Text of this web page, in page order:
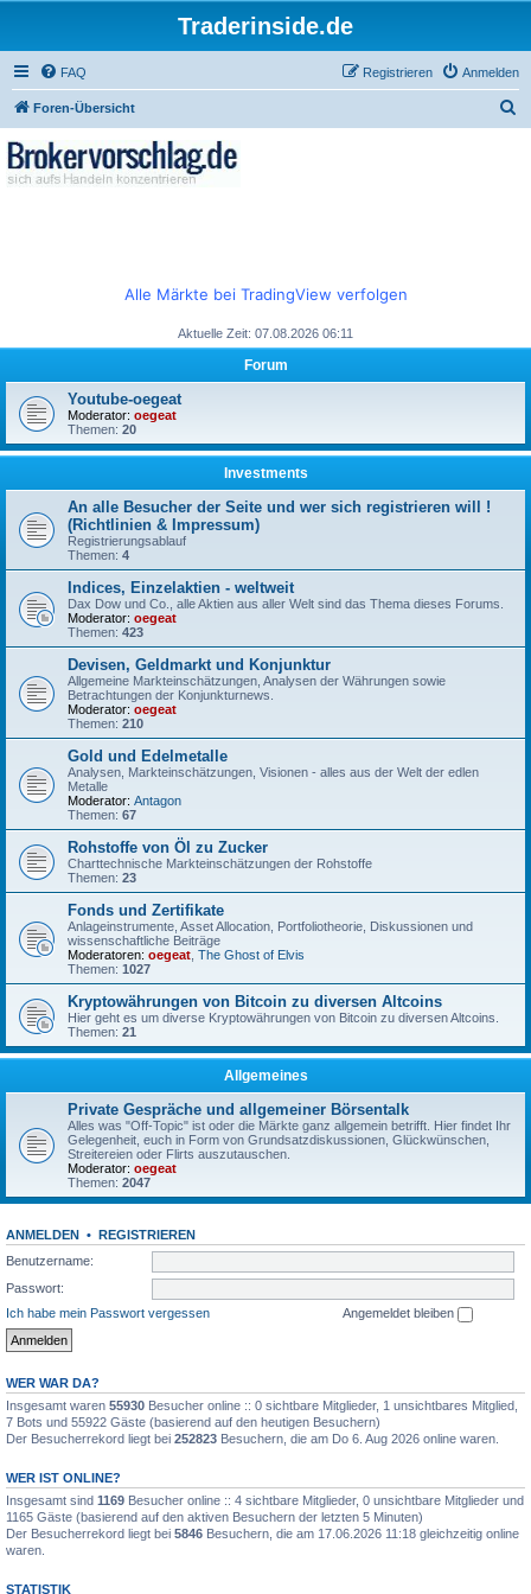
Traderinside.de
FAQ Anmelden
Registrieren
Foren-Übersicht
Alle Märkte bei TradingView verfolgen
Aktuelle Zeit: 07.08.2026 06:11
Forum
Youtube-oegeat
Moderator: oegeat
Themen: 20
Investments
An alle Besucher der Seite und wer sich registrieren will !
(Richtlinien & Impressum)
Registrierungsablauf
Themen: 4
Indices, Einzelaktien - weltweit
Dax Dow und Co., alle Aktien aus aller Welt sind das Thema dieses Forums.
Moderator: oegeat
Themen: 423
Devisen, Geldmarkt und Konjunktur
Allgemeine Markteinschätzungen, Analysen der Währungen sowie
Betrachtungen der Konjunkturnews.
Moderator: oegeat
Themen: 210
Gold und Edelmetalle
Analysen, Markteinschätzungen, Visionen - alles aus der Welt der edlen
Metalle
Moderator: Antagon
Themen: 67
Rohstoffe von Öl zu Zucker
Charttechnische Markteinschätzungen der Rohstoffe
Themen: 23
Fonds und Zertifikate
Anlageinstrumente, Asset Allocation, Portfoliotheorie, Diskussionen und
wissenschaftliche Beiträge
Moderatoren: oegeat The Ghost of Elvis
Themen: 1027
Kryptowährungen von Bitcoin zu diversen Altcoins
Hier geht es um diverse Kryptowährungen von Bitcoin zu diversen Altcoins.
Themen: 21
Allgemeines
Private Gespräche und allgemeiner Börsentalk
Alles was "Off-Topic" ist oder die Märkte ganz allgemein betrifft. Hier findet Ihr
Gelegenheit, euch in Form von Grundsatzdiskussionen, Glückwünschen,
Streitereien oder Flirts auszutauschen.
Moderator: oegeat
Themen: 2047
ANMELDEN • REGISTRIEREN
Benutzername:
Passwort:
Ich habe mein Passwort vergessen
Angemeldet bleiben
WER WAR DA?
Insgesamt waren 55930 Besucher online :: 0 sichtbare Mitglieder, 1 unsichtbares Mitglied,
7 Bots und 55922 Gäste (basierend auf den heutigen Besuchern)
Der Besucherrekord liegt bei 252823 Besuchern, die am Do 6. Aug 2026 online waren.
WER IST ONLINE?
Insgesamt sind 1169 Besucher online :: 4 sichtbare Mitglieder, 0 unsichtbare Mitglieder und
1165 Gäste (basierend auf den aktiven Besuchern der letzten 5 Minuten)
Der Besucherrekord liegt bei 5846 Besuchern, die am 17.06.2026 11:18 gleichzeitig online
waren.
STATISTIK